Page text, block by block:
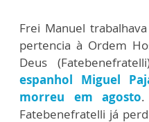
Frei Manuel
pertencia à Ordem
Deus
espanhol Miguel
morreu em agosto.
Fatebenefratelli já